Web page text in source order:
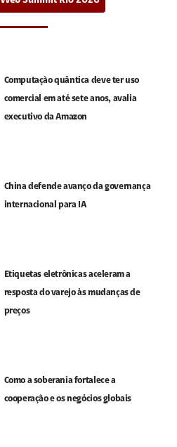
Computação quântica deve ter uso
comercial em até sete anos, avalia
executivo da Amazon
China defende avanço da governança
internacional para IA
Etiquetas eletrônicas aceleram a
resposta do varejo às mudanças de
preços
Como a soberania fortalece a
cooperação e os negócios globais